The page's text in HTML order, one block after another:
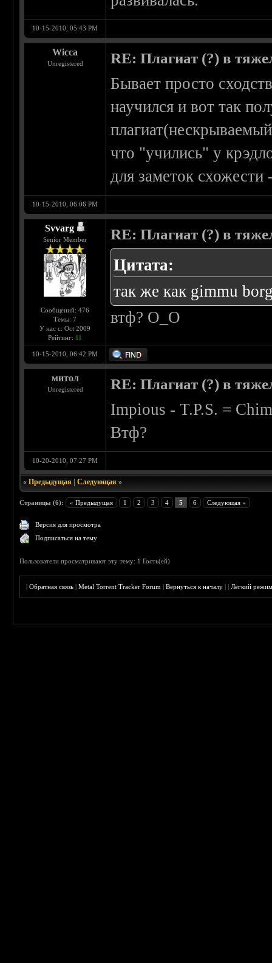
10-15-2010, 05:43 PM
Wicca
Unregistered RE: Плагиат (?) в
Бывает просто
научился и вот так
что "учились" у
для заметок схожести
10-15-2010, 06:06 PM
Svvarg
Senior Member
Сообщений: 476
Темы: 7
У нас с: Oct 2009
Рейтинг: 11
RE: Плагиат (?) в
Цитата:
так же как gimmu
втф? О_О
10-15-2010, 06:42 PM
митол
Unregistered RE: Плагиат (?) в
Impious - T.P.S. =
Втф?
10-20-2010, 07:27 PM
«Предыдущая |Следующая »
Страницы (6): « Предыдущая 1 2 3 4 5 6 Следующая »
Версия для просмотра
Подписаться на тему
Пользователи просматривают эту тему: 1 Гость(ей)
|Обратная связь |Metal Torrent Tracker Forum |Вернуться к началу ||Лёгкий